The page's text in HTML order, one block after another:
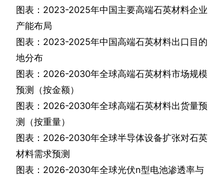
图表： 2023-2025年中国主要高端石英材料企业
产能布局
图表： 2023-2025年中国高端石英材料出口目的
地分布
图表： 2026-2030年全球高端石英材料市场规模
预测（按金额）
图表： 2026-2030年全球高端石英材料出货量预
测（按重量）
图表： 2026-2030年全球半导体设备扩张对石英
材料需求预测
图表： 2026-2030年全球光伏n型电池渗透率与